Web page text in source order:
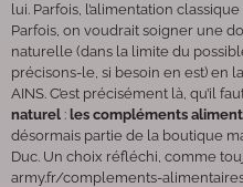
lui. Parfois, l’alimentation
Parfois, on voudrait soigner une
naturelle (dans la limite du
précisons-le, si besoin en est) en
AINS. C’est précisément là, qu’il
naturel : les compléments
désormais partie de la boutique
Duc. Un choix réfléchi, comme
army.fr/complements-